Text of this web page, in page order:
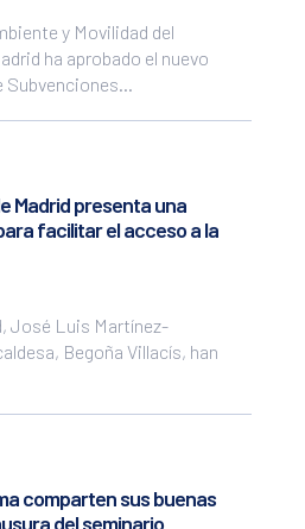
y Movilidad del
ha aprobado el nuevo
Subvenciones...
Madrid presenta una
facilitar el acceso a la
José Luis Martínez-
Begoña Villacís, han
comparten sus buenas
del seminario